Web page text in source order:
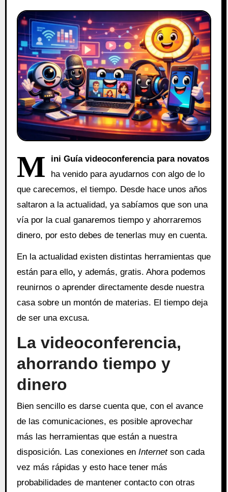
M ini Guía videoconferencia para novatos
ha venido para ayudarnos con algo de lo
que carecemos, el tiempo. Desde hace unos años
saltaron a la actualidad, ya sabíamos que son una
vía por la cual ganaremos tiempo y ahorraremos
dinero, por esto debes de tenerlas muy en cuenta.
En la actualidad existen distintas herramientas que
están para ello, y además, gratis. Ahora podemos
reunirnos o aprender directamente desde nuestra
casa sobre un montón de materias. El tiempo deja
de ser una excusa.
La videoconferencia,
ahorrando tiempo y
dinero
Bien sencillo es darse cuenta que, con el avance
de las comunicaciones, es posible aprovechar
más las herramientas que están a nuestra
disposición. Las conexiones en Internetson cada
vez más rápidas y esto hace tener más
probabilidades de mantener contacto con otras